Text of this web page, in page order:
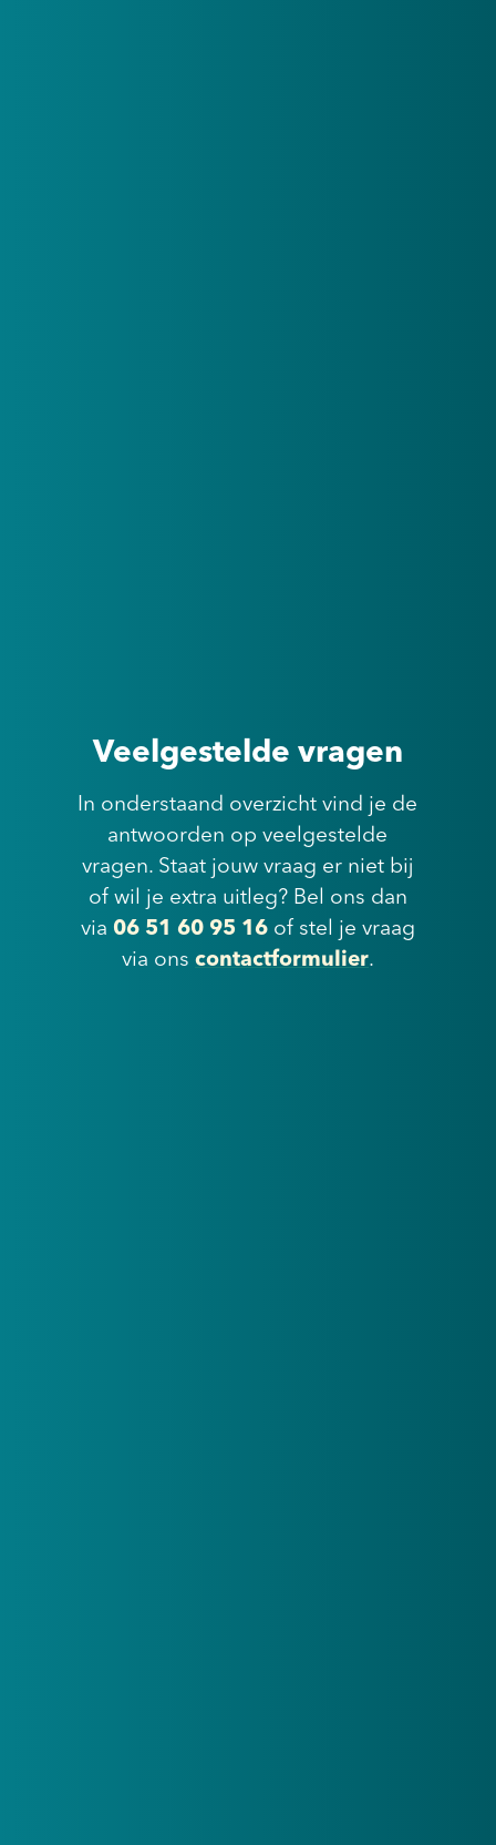
Veelgestelde vragen
In onderstaand overzicht vind je de
antwoorden op veelgestelde
vragen. Staat jouw vraag er niet bij
of wil je extra uitleg? Bel ons dan
via 06 51 60 95 16of stel je vraag
via ons contactformulier.